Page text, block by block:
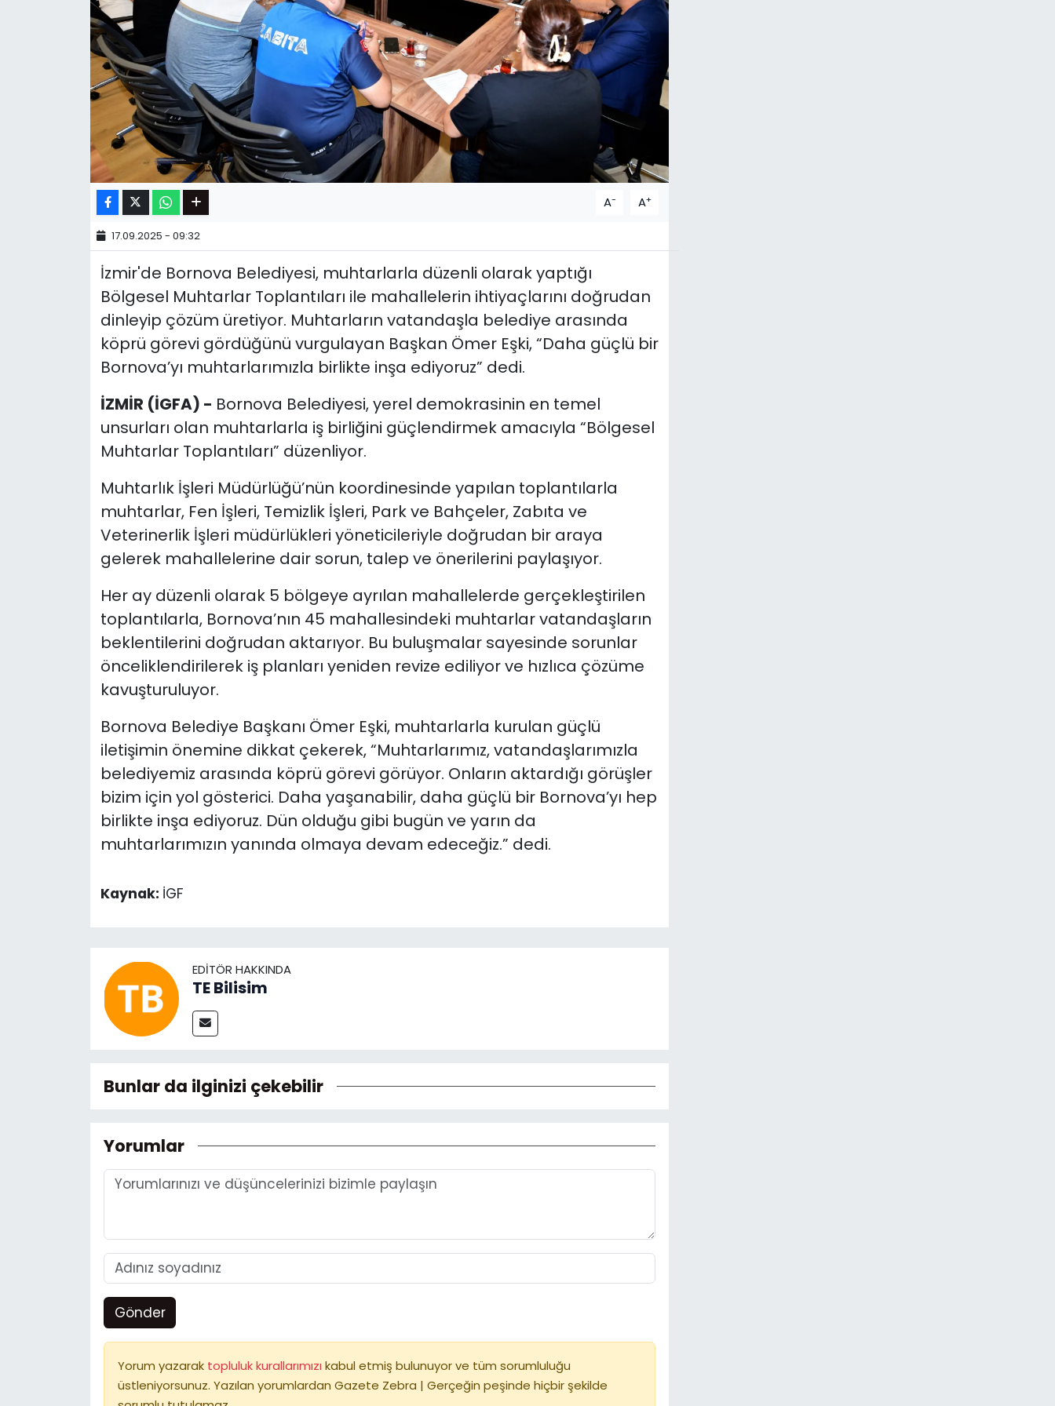
A- A+
17.09.2025 - 09:32
İzmir'de Bornova Belediyesi, muhtarlarla düzenli olarak yaptığı
Bölgesel Muhtarlar Toplantıları ile mahallelerin ihtiyaçlarını doğrudan
dinleyip çözüm üretiyor. Muhtarların vatandaşla belediye arasında
köprü görevi gördüğünü vurgulayan Başkan Ömer Eşki, “Daha güçlü bir
Bornova’yı muhtarlarımızla birlikte inşa ediyoruz” dedi.
İZMİR (İGFA) - Bornova Belediyesi, yerel demokrasinin en temel
unsurları olan muhtarlarla iş birliğini güçlendirmek amacıyla “Bölgesel
Muhtarlar Toplantıları” düzenliyor.
Muhtarlık İşleri Müdürlüğü’nün koordinesinde yapılan toplantılarla
muhtarlar, Fen İşleri, Temizlik İşleri, Park ve Bahçeler, Zabıta ve
Veterinerlik İşleri müdürlükleri yöneticileriyle doğrudan bir araya
gelerek mahallelerine dair sorun, talep ve önerilerini paylaşıyor.
Her ay düzenli olarak 5 bölgeye ayrılan mahallelerde gerçekleştirilen
toplantılarla, Bornova’nın 45 mahallesindeki muhtarlar vatandaşların
beklentilerini doğrudan aktarıyor. Bu buluşmalar sayesinde sorunlar
önceliklendirilerek iş planları yeniden revize ediliyor ve hızlıca çözüme
kavuşturuluyor.
Bornova Belediye Başkanı Ömer Eşki, muhtarlarla kurulan güçlü
iletişimin önemine dikkat çekerek, “Muhtarlarımız, vatandaşlarımızla
belediyemiz arasında köprü görevi görüyor. Onların aktardığı görüşler
bizim için yol gösterici. Daha yaşanabilir, daha güçlü bir Bornova’yı hep
birlikte inşa ediyoruz. Dün olduğu gibi bugün ve yarın da
muhtarlarımızın yanında olmaya devam edeceğiz.” dedi.
Kaynak: İGF
EDITÖR HAKKINDA
TE Bilisim
Bunlar da ilginizi çekebilir
Yorumlar
Gönder
Yorum yazarak topluluk kurallarımızı kabul etmiş bulunuyor ve tüm sorumluluğu
üstleniyorsunuz. Yazılan yorumlardan Gazete Zebra | Gerçeğin peşinde hiçbir şekilde